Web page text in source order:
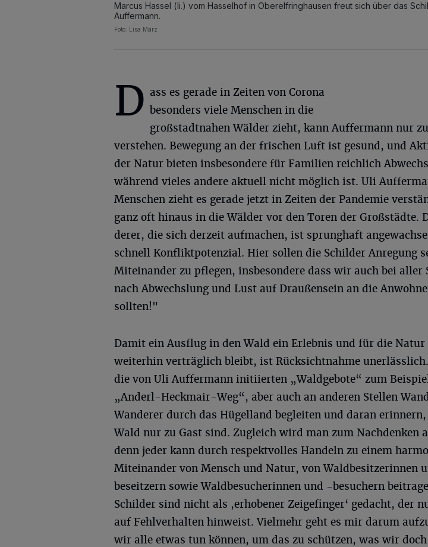
Marcus Hassel (li.) vom Hasselhof in Oberelfringhausen freut sich über das
Auffermann.
Foto: Lisa März
D ass es gerade in Zeiten von Corona
besonders viele Menschen in die
großstadtnahen Wälder zieht, kann Auffermann nur
verstehen. Bewegung an der frischen Luft ist gesund, und
der Natur bieten insbesondere für Familien reichlich
während vieles andere aktuell nicht möglich ist. Uli
Menschen zieht es gerade jetzt in Zeiten der Pandemie
ganz oft hinaus in die Wälder vor den Toren der Großstädte.
derer, die sich derzeit aufmachen, ist sprunghaft
schnell Konfliktpotenzial. Hier sollen die Schilder Anregung
Miteinander zu pflegen, insbesondere dass wir auch bei aller
nach Abwechslung und Lust auf Draußensein an die
sollten!"
Damit ein Ausflug in den Wald ein Erlebnis und für die Natur
weiterhin verträglich bleibt, ist Rücksichtnahme
die von Uli Auffermann initiierten „Waldgebote“ zum
„Anderl-Heckmair-Weg“, aber auch an anderen Stellen
Wanderer durch das Hügelland begleiten und daran
Wald nur zu Gast sind. Zugleich wird man zum Nachdenken
denn jeder kann durch respektvolles Handeln zu einem
Miteinander von Mensch und Natur, von Waldbesitzerinnen
beseitzern sowie Waldbesucherinnen und -besuchern
Schilder sind nicht als ,erhobener Zeigefinger‘ gedacht, der
auf Fehlverhalten hinweist. Vielmehr geht es mir darum
wir alle etwas tun können, um das zu schützen, was wir